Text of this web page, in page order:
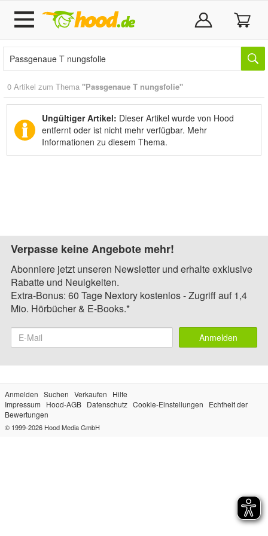
0 Artikel zum Thema "Passgenaue T nungsfolie"
Ungültiger Artikel: Dieser Artikel wurde von Hood
entfernt oder ist nicht mehr verfügbar. Mehr
Informationen zu diesem Thema.
Verpasse keine Angebote mehr!
Abonniere jetzt unseren Newsletter und erhalte exklusive
Rabatte und Neuigkeiten.
Extra-Bonus: 60 Tage Nextory kostenlos - Zugriff auf 1,4
Mio. Hörbücher & E-Books.*
Anmelden
Anmelden Suchen Verkaufen
Hilfe
Impressum
Hood-AGB Datenschutz Cookie-Einstellungen
Echtheit der
Bewertungen
© 1999-2026 Hood Media GmbH